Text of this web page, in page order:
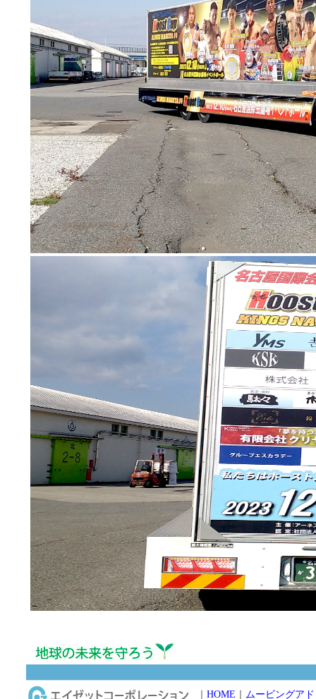
HOME ムービングア